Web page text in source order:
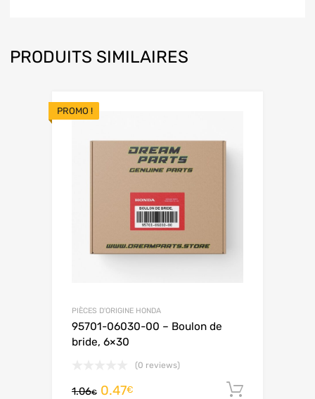
PRODUITS SIMILAIRES
PROMO !
PIÈCES D'ORIGINE HONDA
95701-06030-00 – Boulon de
bride, 6×30
(0 reviews)
1.06€ 0.47€